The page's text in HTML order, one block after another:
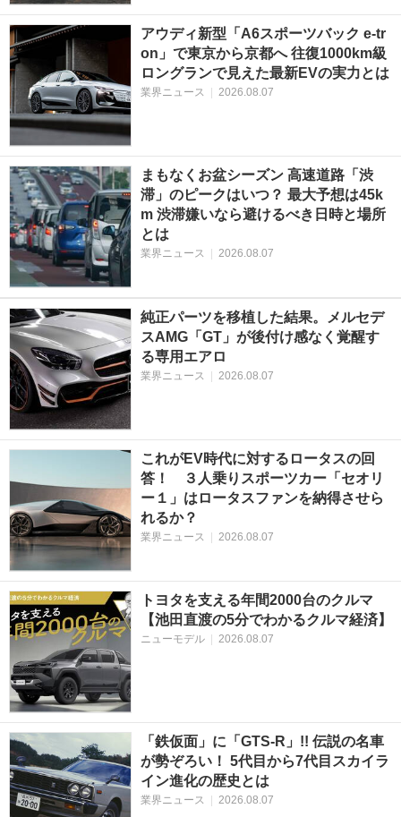
アウディ新型「A6スポーツバック e-tr
on」で東京から京都へ 往復1000km級
ロングランで見えた最新EVの実力とは
業界ニュース | 2026.08.07
まもなくお盆シーズン 高速道路「渋
滞」のピークはいつ？ 最大予想は45k
m 渋滞嫌いなら避けるべき日時と場所
とは
業界ニュース | 2026.08.07
純正パーツを移植した結果。メルセデ
スAMG「GT」が後付け感なく覚醒す
る専用エアロ
業界ニュース | 2026.08.07
これがEV時代に対するロータスの回
答！ ３人乗りスポーツカー「セオリ
ー１」はロータスファンを納得させら
れるか？
業界ニュース | 2026.08.07
トヨタを支える年間2000台のクルマ
【池田直渡の5分でわかるクルマ経済】
ニューモデル | 2026.08.07
「鉄仮面」に「GTS-R」!! 伝説の名車
が勢ぞろい！ 5代目から7代目スカイラ
イン進化の歴史とは
業界ニュース | 2026.08.07